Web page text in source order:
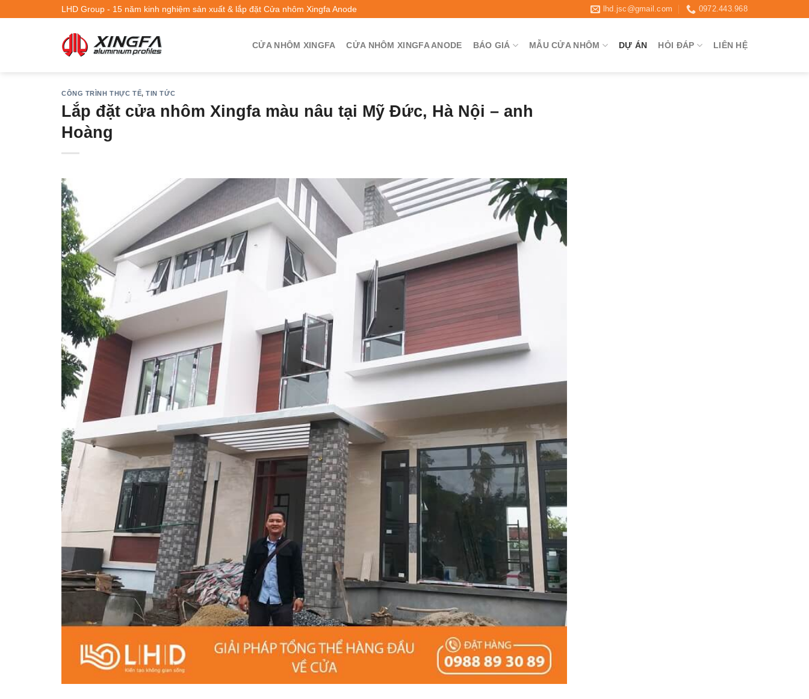
LHD Group - 15 năm kinh nghiệm sản xuất & lắp đặt Cửa nhôm Xingfa Anode lhd.jsc@gmail.com 0972.443.968
CỬA NHÔM XINGFA CỬA NHÔM XINGFA ANODE BÁO GIÁ MẪU CỬA NHÔM DỰ ÁN HỎI ĐÁP LIÊN HỆ
CÔNG TRÌNH THỰC TẾ,TIN TỨC
Lắp đặt cửa nhôm Xingfa màu nâu tại Mỹ Đức, Hà Nội – anh
Hoàng